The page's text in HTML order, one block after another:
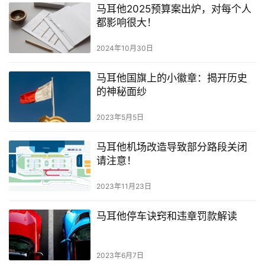
南
耳
民
留
学
教
育
网
导
航
马耳他2025预算案出炉，对每个人
都影响很大！
2024年10月30日
马耳他国旗上的小徽章：揭开历史
的神秘面纱
2023年5月5日
马耳他机场改造导致部分路段关闭
请注意！
2023年11月23日
马耳他停车诀窍和违章罚款解读
2023年6月7日